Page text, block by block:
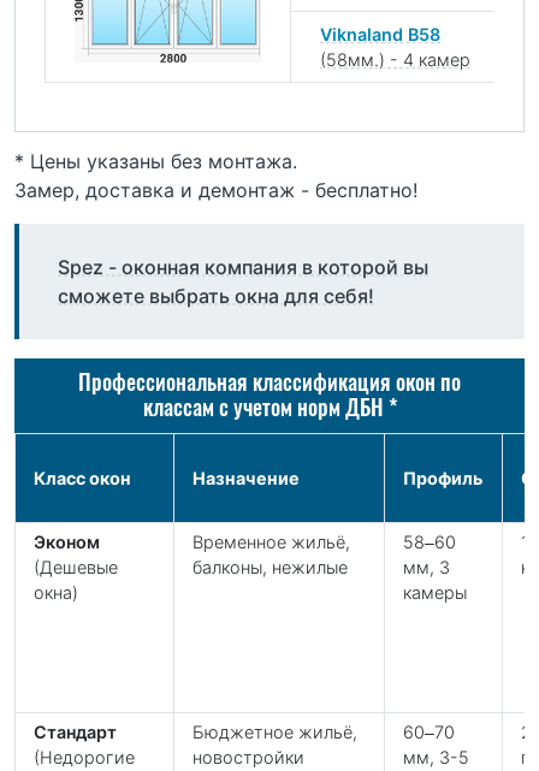
Viknaland B58
(58мм.) - 4 камер
* Цены указаны без монтажа.
Замер, доставка и демонтаж - бесплатно!
Spez - оконная компания в которой вы
сможете выбрать окна для себя!
Профессиональная классификация окон по
классам с учетом норм ДБН *
Класс окон Назначение Профиль
Эконом
(Дешевые
окна)
Временное жильё,
балконы, нежилые
58–60
мм, 3
камеры
Стандарт
(Недорогие
Бюджетное жильё,
новостройки
60–70
мм, 3-5